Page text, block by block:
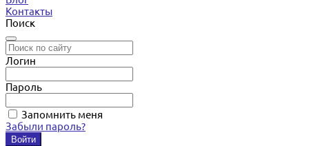
Контакты
Поиск
Логин
Пароль
Запомнить меня
Забыли пароль?